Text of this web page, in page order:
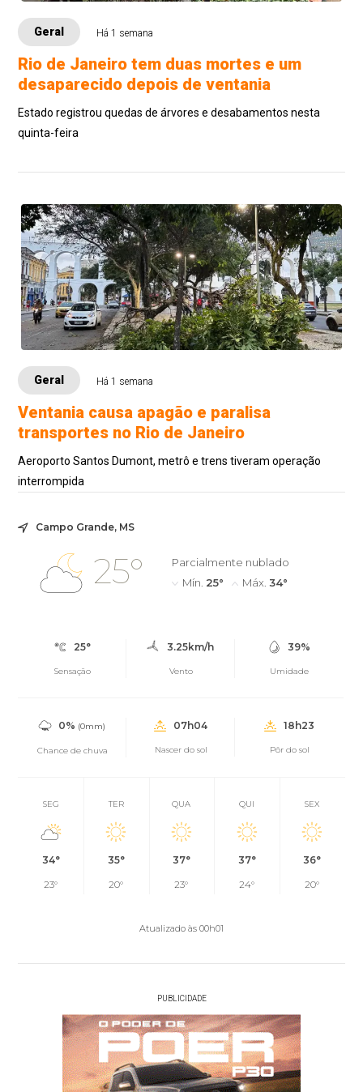
Geral Há 1 semana
Rio de Janeiro tem duas mortes e um
desaparecido depois de ventania
Estado registrou quedas de árvores e desabamentos nesta
quinta-feira
Geral Há 1 semana
Ventania causa apagão e paralisa
transportes no Rio de Janeiro
Aeroporto Santos Dumont, metrô e trens tiveram operação
interrompida
Campo Grande, MS
25°
Parcialmente nublado
Mín. 25° Máx. 34°
25°
Sensação
3.25km/h
Vento
39%
Umidade
0% (0mm)
Chance de chuva
07h04
Nascer do sol
18h23
Pôr do sol
SEG
34°
23°
TER
35°
20°
QUA
37°
23°
QUI
37°
24°
SEX
36°
20°
Atualizado às 00h01
PUBLICIDADE